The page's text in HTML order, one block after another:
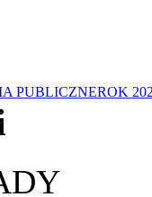
PUBLICZNEROK